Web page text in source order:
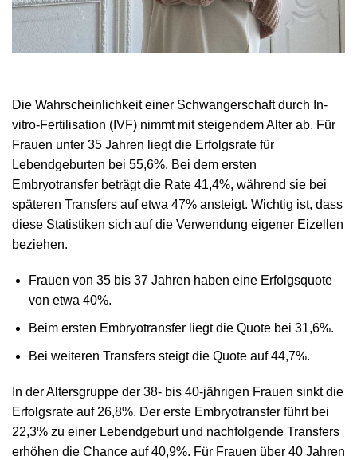
Die Wahrscheinlichkeit einer Schwangerschaft durch In-
vitro-Fertilisation (IVF) nimmt mit steigendem Alter ab. Für
Frauen unter 35 Jahren liegt die Erfolgsrate für
Lebendgeburten bei 55,6%. Bei dem ersten
Embryotransfer beträgt die Rate 41,4%, während sie bei
späteren Transfers auf etwa 47% ansteigt. Wichtig ist, dass
diese Statistiken sich auf die Verwendung eigener Eizellen
beziehen.
Frauen von 35 bis 37 Jahren haben eine Erfolgsquote
von etwa 40%.
Beim ersten Embryotransfer liegt die Quote bei 31,6%.
Bei weiteren Transfers steigt die Quote auf 44,7%.
In der Altersgruppe der 38- bis 40-jährigen Frauen sinkt die
Erfolgsrate auf 26,8%. Der erste Embryotransfer führt bei
22,3% zu einer Lebendgeburt und nachfolgende Transfers
erhöhen die Chance auf 40,9%. Für Frauen über 40 Jahren